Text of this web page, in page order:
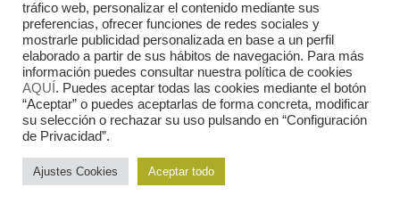
elcheacoge@elcheacoge.org
Carrer Dr. Sapena, 53,
03204 Elx, Alicante
Carrer Arturo Salvetti Pardo, 9
03206 Elx, Alacant
tráfico web, personalizar el contenido mediante sus
preferencias, ofrecer funciones de redes sociales y
mostrarle publicidad personalizada en base a un perfil
elaborado a partir de sus hábitos de navegación. Para más
información puedes consultar nuestra política de cookies
AQUÍ . Puedes aceptar todas las cookies mediante el botón
“Aceptar” o puedes aceptarlas de forma concreta, modificar
su selección o rechazar su uso pulsando en “Configuración
de Privacidad”.
Ajustes Cookies Aceptar todo